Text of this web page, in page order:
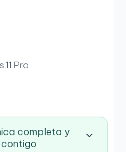
Pro
completa y